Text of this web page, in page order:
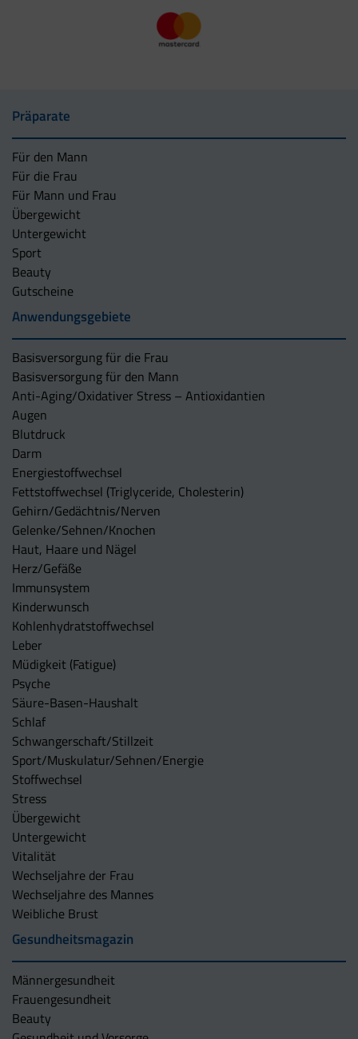
Präparate
Für den Mann
Für die Frau
Für Mann und Frau
Übergewicht
Untergewicht
Sport
Beauty
Gutscheine
Anwendungsgebiete
Basisversorgung für die Frau
Basisversorgung für den Mann
Anti-Aging/Oxidativer Stress – Antioxidantien
Augen
Blutdruck
Darm
Energiestoffwechsel
Fettstoffwechsel (Triglyceride, Cholesterin)
Gehirn/Gedächtnis/Nerven
Gelenke/Sehnen/Knochen
Haut, Haare und Nägel
Herz/Gefäße
Immunsystem
Kinderwunsch
Kohlenhydratstoffwechsel
Leber
Müdigkeit (Fatigue)
Psyche
Säure-Basen-Haushalt
Schlaf
Schwangerschaft/Stillzeit
Sport/Muskulatur/Sehnen/Energie
Stoffwechsel
Stress
Übergewicht
Untergewicht
Vitalität
Wechseljahre der Frau
Wechseljahre des Mannes
Weibliche Brust
Gesundheitsmagazin
Männergesundheit
Frauengesundheit
Beauty